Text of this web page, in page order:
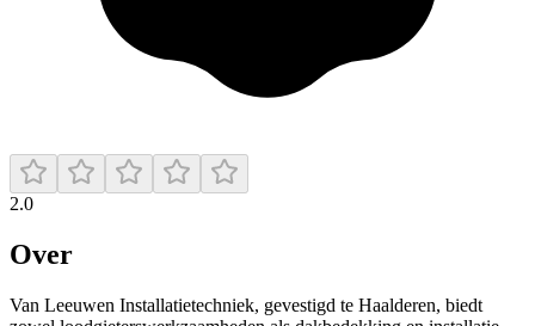
2.0
Over
Van Leeuwen Installatietechniek, gevestigd te Haalderen, biedt